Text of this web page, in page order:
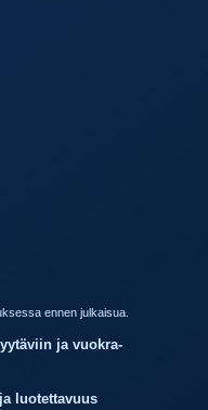
ennen julkaisua.
ja vuokra-
luotettavuus